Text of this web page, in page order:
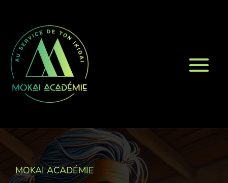
MOKAI ACADÉMIE